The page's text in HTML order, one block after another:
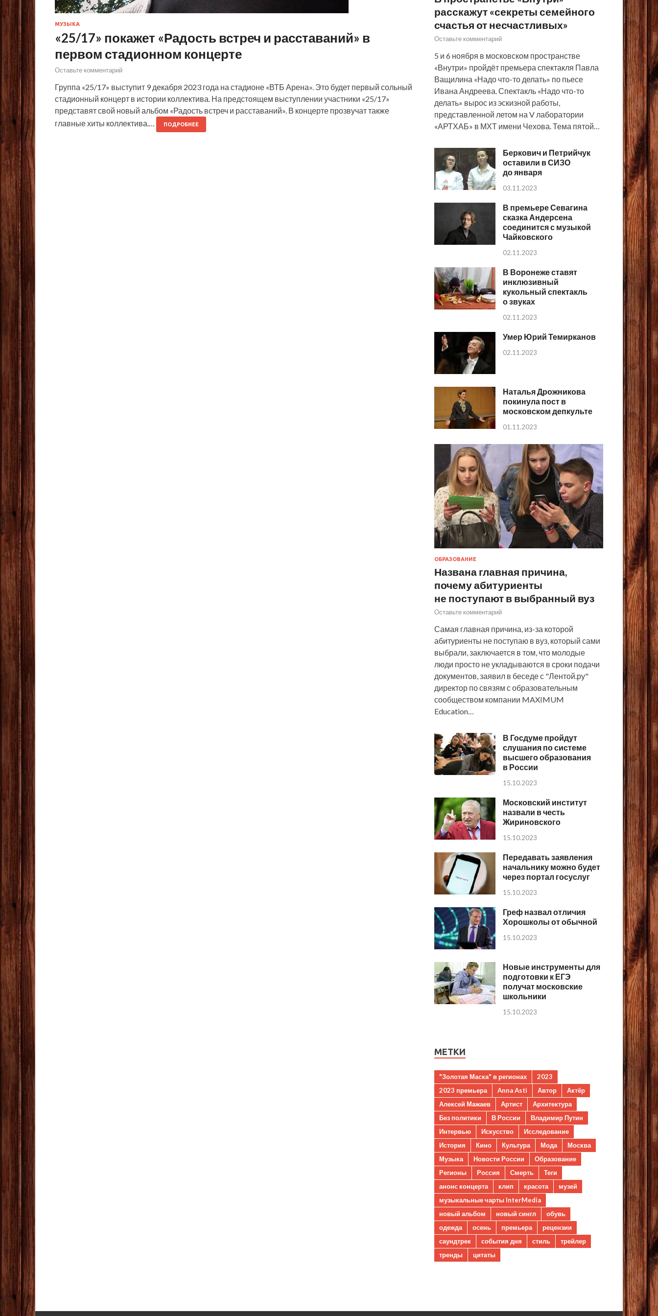
МУЗЫКА
«25/17» покажет «Радость встреч и расставаний» в
первом стадионном концерте
Оставьте комментарий
Группа «25/17» выступит 9 декабря 2023 года на стадионе «ВТБ Арена». Это будет первый сольный
стадионный концерт в истории коллектива. На предстоящем выступлении участники «25/17»
представят свой новый альбом «Радость встреч и расставаний». В концерте прозвучат также
главные хиты коллектива.…
ПОДРОБНЕЕ
расскажут «секреты семейного
счастья от несчастливых»
Оставьте комментарий
5 и 6 ноября в московском пространстве
«Внутри» пройдёт премьера спектакля Павла
Ващилина «Надо что-то делать» по пьесе
Ивана Андреева. Спектакль «Надо что-то
делать» вырос из эскизной работы,
представленной летом на V лаборатории
«АРТХАБ» в МХТ имени Чехова. Тема пятой…
Беркович и Петрийчук
оставили в СИЗО
до января
03.11.2023
В премьере Севагина
сказка Андерсена
соединится с музыкой
Чайковского
02.11.2023
В Воронеже ставят
инклюзивный
кукольный спектакль
о звуках
02.11.2023
Умер Юрий Темирканов
02.11.2023
Наталья Дрожникова
покинула пост в
московском депкульте
01.11.2023
ОБРАЗОВАНИЕ
Названа главная причина,
почему абитуриенты
не поступают в выбранный вуз
Оставьте комментарий
Самая главная причина, из-за которой
абитуриенты не поступаю в вуз, который сами
выбрали, заключается в том, что молодые
люди просто не укладываются в сроки подачи
документов, заявил в беседе с "Лентой.ру"
директор по связям с образовательным
сообществом компании MAXIMUM
Education…
В Госдуме пройдут
слушания по системе
высшего образования
в России
15.10.2023
Московский институт
назвали в честь
Жириновского
15.10.2023
Передавать заявления
начальнику можно будет
через портал госуслуг
15.10.2023
Греф назвал отличия
Хорошколы от обычной
15.10.2023
Новые инструменты для
подготовки к ЕГЭ
получат московские
школьники
15.10.2023
МЕТКИ
"Золотая Маска" в регионах
2023
2023 премьера
Anna Asti Автор
Актёр
Алексей Мажаев
Артист
Архитектура
Без политики
В России
Владимир Путин
Интервью
Искусство
Исследование
История
Кино Культура Мода
Москва
Музыка
Новости России
Образование
Регионы
Россия Смерть
Теги
анонс концерта
клип красота
музей
музыкальные чарты InterMedia
новый альбом
новый сингл
обувь
одежда
осень премьера
рецензии
саундтрек
события дня стиль
трейлер
тренды
цитаты